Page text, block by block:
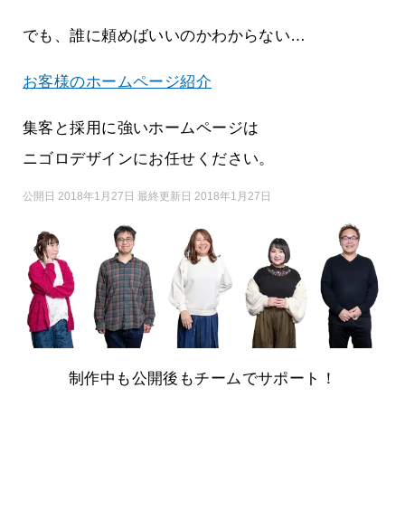
でも、誰に頼めばいいのかわからない…
お客様のホームページ紹介
集客と採用に強いホームページは
ニゴロデザインにお任せください。
公開日 2018年1月27日 最終更新日 2018年1月27日
制作中も公開後もチームでサポート！